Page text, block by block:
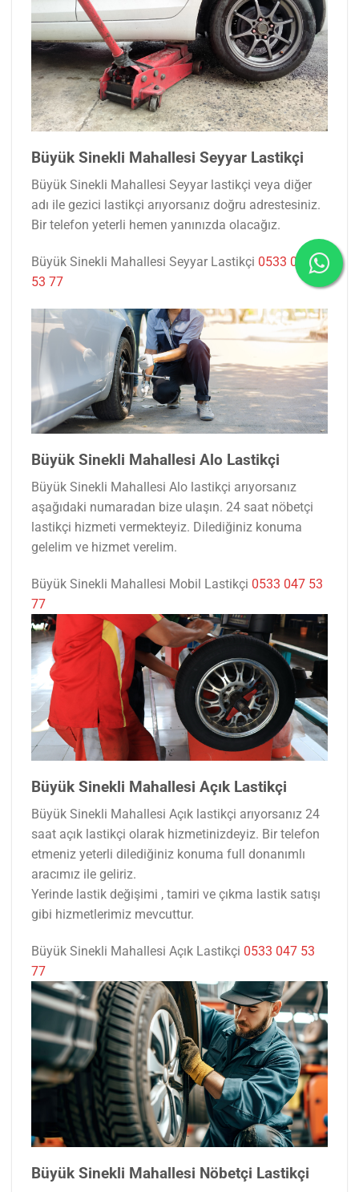
Büyük Sinekli Mahallesi Seyyar Lastikçi
Büyük Sinekli Mahallesi Seyyar lastikçi veya diğer
adı ile gezici lastikçi arıyorsanız doğru adrestesiniz.
Bir telefon yeterli hemen yanınızda olacağız.
Büyük Sinekli Mahallesi Seyyar Lastikçi 0533 047
53 77
Büyük Sinekli Mahallesi Alo Lastikçi
Büyük Sinekli Mahallesi Alo lastikçi arıyorsanız
aşağıdaki numaradan bize ulaşın. 24 saat nöbetçi
lastikçi hizmeti vermekteyiz. Dilediğiniz konuma
gelelim ve hizmet verelim.
Büyük Sinekli Mahallesi Mobil Lastikçi 0533 047 53
77
Büyük Sinekli Mahallesi Açık Lastikçi
Büyük Sinekli Mahallesi Açık lastikçi arıyorsanız 24
saat açık lastikçi olarak hizmetinizdeyiz. Bir telefon
etmeniz yeterli dilediğiniz konuma full donanımlı
aracımız ile geliriz.
Yerinde lastik değişimi , tamiri ve çıkma lastik satışı
gibi hizmetlerimiz mevcuttur.
Büyük Sinekli Mahallesi Açık Lastikçi 0533 047 53
77
Büyük Sinekli Mahallesi Nöbetçi Lastikçi